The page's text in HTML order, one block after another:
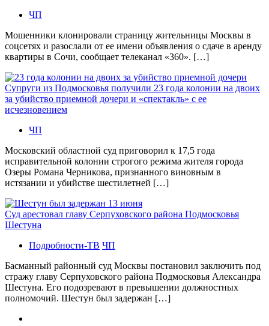
ЧП
Мошенники клонировали страницу жительницы Москвы в
соцсетях и разослали от ее имени объявления о сдаче в аренду
квартиры в Сочи, сообщает телеканал «360». […]
Супруги из Подмосковья получили 23 года колонии на двоих
за убийство приемной дочери и «спектакль» с ее
исчезновением
ЧП
Московский областной суд приговорил к 17,5 года
исправительной колонии строгого режима жителя города
Озеры Романа Черникова, признанного виновным в
истязании и убийстве шестилетней […]
Суд арестовал главу Серпуховского района Подмосковья
Шестуна
Подробности-ТВ ЧП
Басманный районный суд Москвы постановил заключить под
стражу главу Серпуховского района Подмосковья Александра
Шестуна. Его подозревают в превышении должностных
полномочий. Шестун был задержан […]